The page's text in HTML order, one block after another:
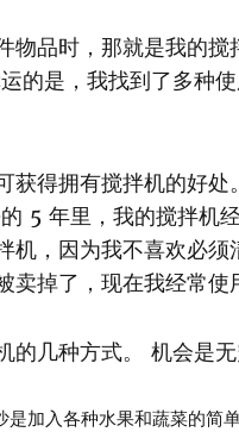
物品时，那就是我的
的是，我找到了多种
获得拥有搅拌机的好
5 年里，我的搅拌机
机，因为我不喜欢必
卖掉了，现在我经常使
的几种方式。 机会是无
加入各种水果和蔬菜的简